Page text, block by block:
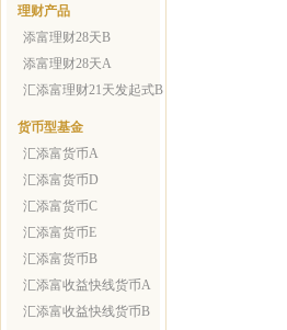
理财产品
添富理财28天B
添富理财28天A
汇添富理财21天发起式B
货币型基金
汇添富货币A
汇添富货币D
汇添富货币C
汇添富货币E
汇添富货币B
汇添富收益快线货币A
汇添富收益快线货币B